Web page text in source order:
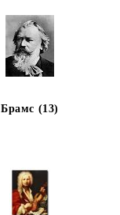
Брамс (13)